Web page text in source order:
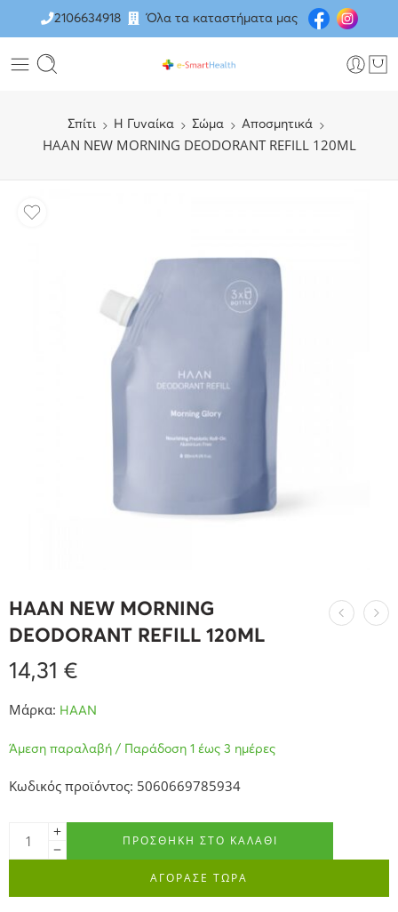
2106634918 Όλα τα καταστήματα μας
Σπίτι H Γυναίκα Σώμα Αποσμητικά
HAAN NEW MORNING DEODORANT REFILL 120ML
HAAN NEW MORNING
DEODORANT REFILL 120ML
14,31 €
Μάρκα: HAAN
Άμεση παραλαβή / Παράδοση 1 έως 3 ημέρες
Κωδικός προϊόντος: 5060669785934
ΠΡΟΣΘΉΚΗ ΣΤΟ ΚΑΛΆΘΙ
ΑΓΟΡΑΣΕ ΤΩΡΑ